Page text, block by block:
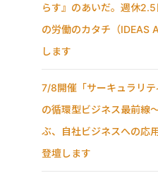
らす』のあいだ。週休
の労働のカタチ（IDEAS
します
7/8開催「サーキュラリ
の循環型ビジネス最前線
ぶ、自社ビジネスへの応
登壇します